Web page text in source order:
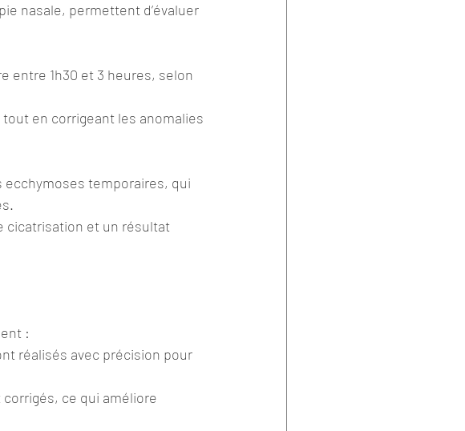
nasale, permettent d’évaluer
entre 1h30 et 3 heures, selon
en corrigeant les anomalies
temporaires, qui
cicatrisation et un résultat
:
réalisés avec précision pour
ce qui améliore